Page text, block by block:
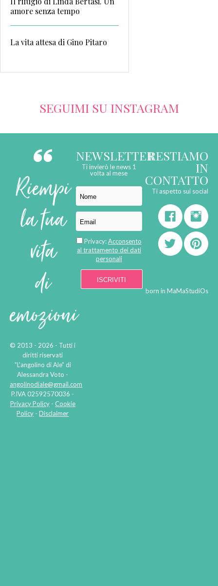
amore senza tempo
La vita attesa di Gino Pitaro
SEGUIMI SU INSTAGRAM
Riempi
la tua
vita
di
emozioni
© 2013 - 2026 - Tutti i
diritti riservati
"L'angolino di Ale" di
Alessandra Voto -
angolinodiale@gmail.com
P.IVA 02592570036 -
Privacy Policy- Cookie
Policy -Disclaimer
NEWSLETTER
Ti invierò le news 1
volta al mese
Privacy:Acconsento
al trattamento dei dati
personali
RESTIAMO
IN
CONTATTO
Ti aspetto sui social
born in MaMaStudiOs